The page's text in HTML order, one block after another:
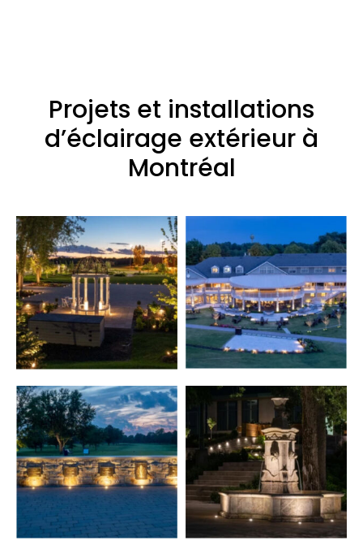
Projets et installations
d’éclairage extérieur à
Montréal